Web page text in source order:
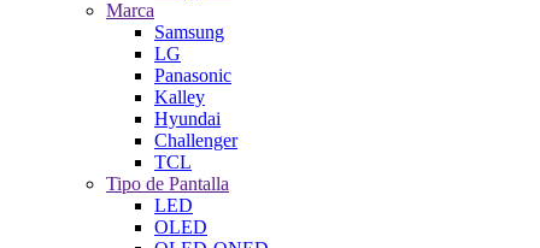
Marca
Samsung
LG
Panasonic
Kalley
Hyundai
Challenger
TCL
Tipo de Pantalla
LED
OLED